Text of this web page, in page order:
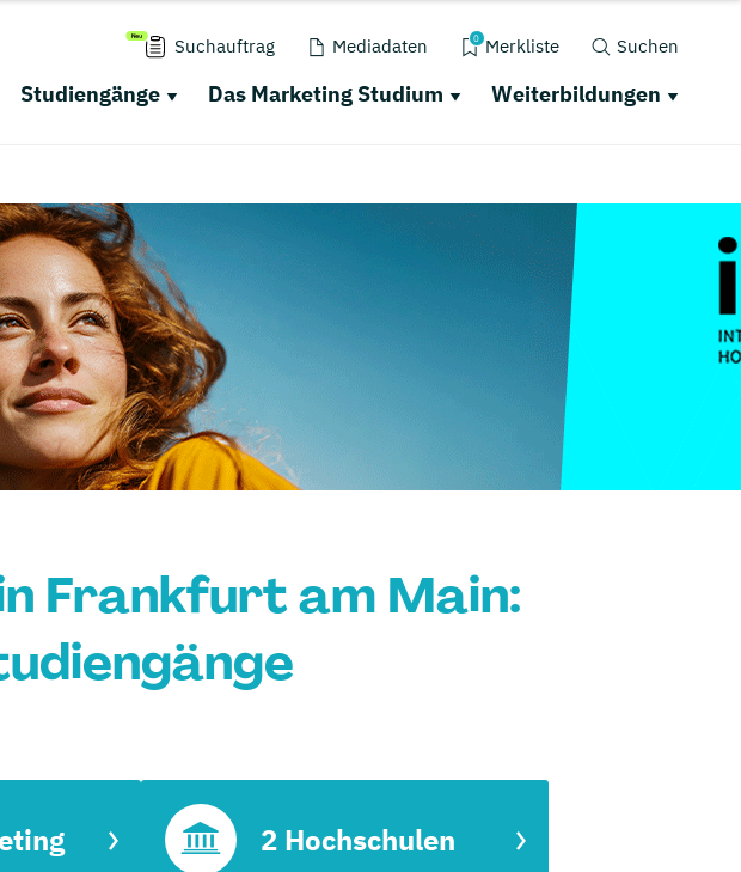
Suchauftrag Mediadaten 0 Merkliste Suchen
Studiengänge Das Marketing Studium Weiterbildungen
Frankfurt am Main:
2 Hochschulen